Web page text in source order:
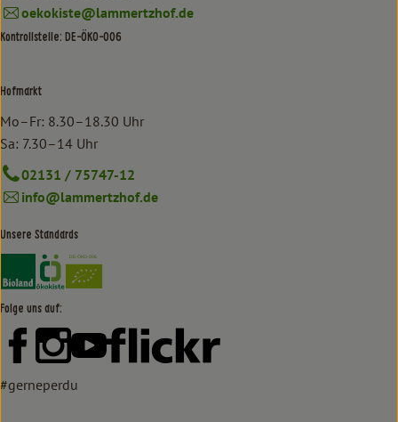
oekokiste@lammertzhof.de
Kontrollstelle: DE-ÖKO-006
Hofmarkt
Mo–Fr: 8.30–18.30 Uhr
Sa: 7.30–14 Uhr
02131 / 75747-12
info@lammertzhof.de
Unsere Standards
Externer Link zu https://www.bioland.de/verbraucher
Externer Link zu https://www.oekokiste.de/
Folge uns auf:
Externer Link zu https://www.facebook.com/lammertzhof/
Externer Link zu https://www.instagram.com/
Externer Link zu https://www.youtube.com/
Externer Link zu https://
#gerneperdu